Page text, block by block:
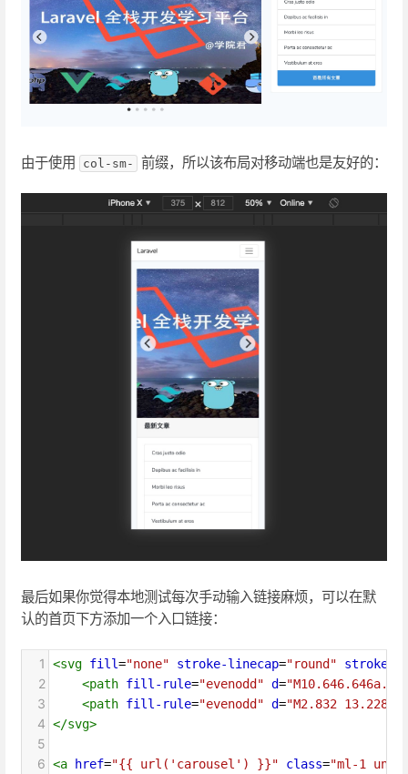
由于使用 col-sm- 前缀，所以该布局对移动端也是友好的：
最后如果你觉得本地测试每次手动输入链接麻烦，可以在默
认的首页下方添加一个入口链接：
1 <svg fill="none" stroke-linecap="round" stroke-
2 <path fill-rule="evenodd" d=
3 <path fill-rule="evenodd" d="M2.832
4 </svg>
5
6 <a href="{{ url('carousel') }}" class="ml-1